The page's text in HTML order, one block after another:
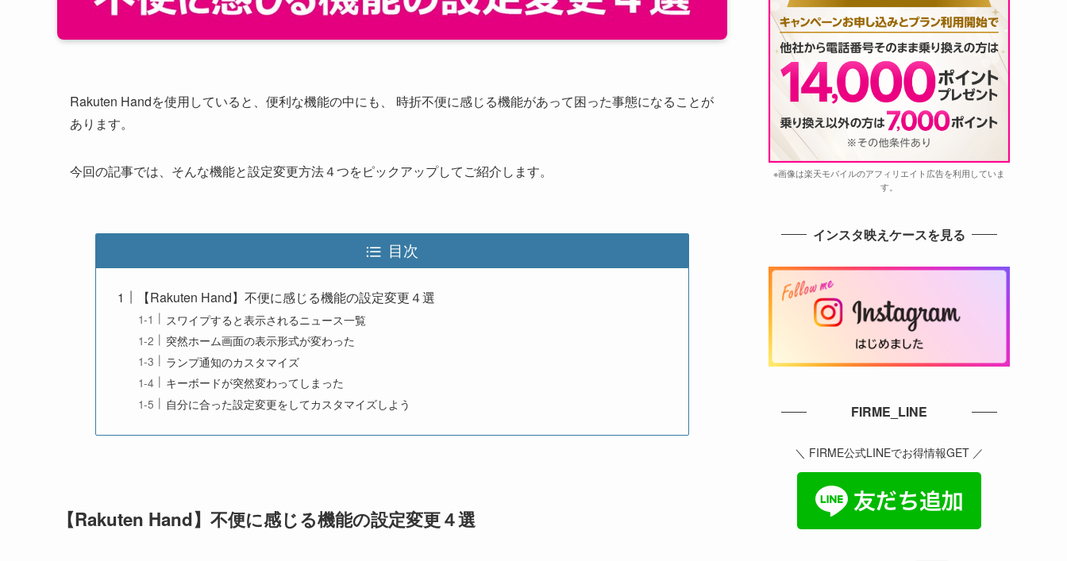
Rakuten Handを使用していると、便利な機能の中にも、 時折不便に感じる機能があって困った事態になることが
あります。
今回の記事では、そんな機能と設定変更方法４つをピックアップしてご紹介します。
目次
【Rakuten Hand】不便に感じる機能の設定変更４選
スワイプすると表示されるニュース一覧
突然ホーム画面の表示形式が変わった
ランプ通知のカスタマイズ
キーボードが突然変わってしまった
自分に合った設定変更をしてカスタマイズしよう
【Rakuten Hand】不便に感じる機能の設定変更４選
※画像は楽天モバイルのアフィリエイト広告を利用していま
す。
インスタ映えケースを見る
FIRME_LINE
＼ FIRME公式LINEでお得情報GET ／